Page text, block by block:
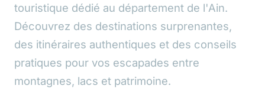
touristique dédié au département de l'Ain.
Découvrez des destinations surprenantes,
des itinéraires authentiques et des conseils
pratiques pour vos escapades entre
montagnes, lacs et patrimoine.